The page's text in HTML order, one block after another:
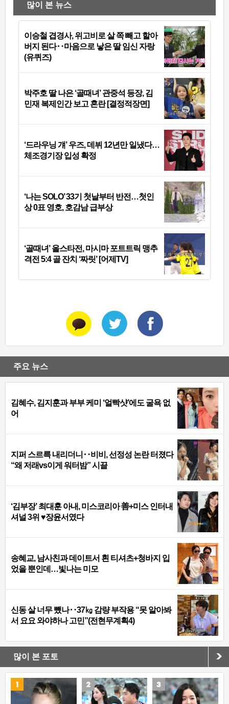
많이 본 뉴스
이승철 겹경사, 위고비로 살 쪽 빼고 할아
버지 된다‥마음으로 낳은 딸 임신 자랑
(유퀴즈)
박주호 딸 나은 ‘골때녀’ 관중석 등장, 김
민재 복제인간 보고 혼란 [결정적장면]
‘드라우닝 걔’ 우즈, 데뷔 12년만 일냈다…
체조경기장 입성 확정
‘나는 SOLO’ 33기 첫날부터 반전…첫인
상 0표 영호, 호감남 급부상
‘골때녀’ 올스타전, 마시마 포트트릭 맹추
격전 5:4 골 잔치 ‘짜릿’ [어제TV]
주요 뉴스
김혜수, 김지훈과 부부 케미 ‘얼빡샷’에도 굴욕 없
어
지퍼 스르륵 내리더니‥비비, 선정성 논란 터졌다
“왜 저래vs이게 워터밤” 시끌
‘김부장’ 최대훈 아내, 미스코리아 善+미스 인터내
셔널 3위 ♥장윤서였다
송혜교, 남사친과 데이트서 흰 티셔츠+청바지 입
었을 뿐인데…빛나는 미모
신동 살 너무 뺐나‥37㎏ 감량 부작용 “못 알아봐
서 요요 와야하나 고민”(전현무계획4)
많이 본 포토